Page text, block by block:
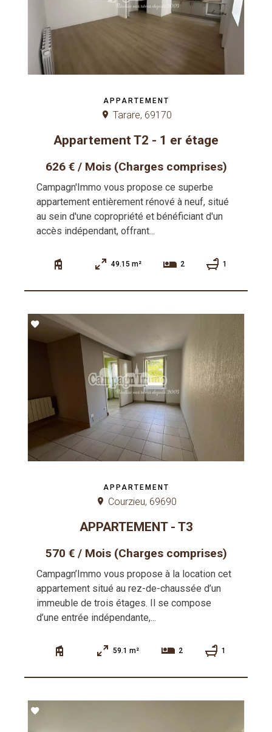
APPARTEMENT
Tarare, 69170
Appartement T2 - 1 er étage
626 € / Mois (Charges comprises)
Campagn'Immo vous propose ce superbe
appartement entièrement rénové à neuf, situé
au sein d'une copropriété et bénéficiant d'un
accès indépendant, offrant...
49.15 m² 2 1
APPARTEMENT
Courzieu, 69690
APPARTEMENT - T3
570 € / Mois (Charges comprises)
Campagn’Immo vous propose à la location cet
appartement situé au rez-de-chaussée d’un
immeuble de trois étages. Il se compose
d’une entrée indépendante,...
59.1 m² 2 1